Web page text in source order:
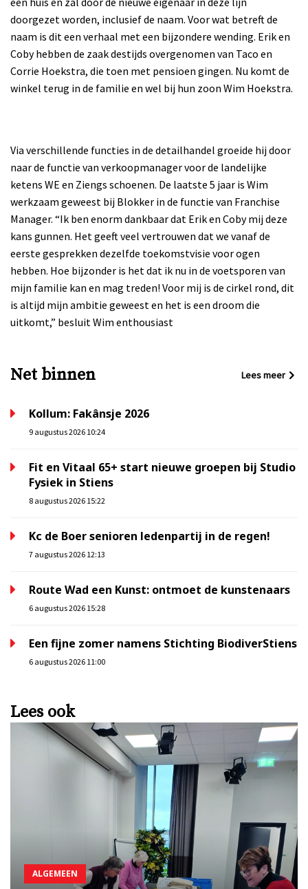
doorgezet worden, inclusief de naam. Voor wat betreft de
naam is dit een verhaal met een bijzondere wending. Erik en
Coby hebben de zaak destijds overgenomen van Taco en
Corrie Hoekstra, die toen met pensioen gingen. Nu komt de
winkel terug in de familie en wel bij hun zoon Wim Hoekstra.
Via verschillende functies in de detailhandel groeide hij door
naar de functie van verkoopmanager voor de landelijke
ketens WE en Ziengs schoenen. De laatste 5 jaar is Wim
werkzaam geweest bij Blokker in de functie van Franchise
Manager. “Ik ben enorm dankbaar dat Erik en Coby mij deze
kans gunnen. Het geeft veel vertrouwen dat we vanaf de
eerste gesprekken dezelfde toekomstvisie voor ogen
hebben. Hoe bijzonder is het dat ik nu in de voetsporen van
mijn familie kan en mag treden! Voor mij is de cirkel rond, dit
is altijd mijn ambitie geweest en het is een droom die
uitkomt,” besluit Wim enthousiast
Net binnen Lees meer
Kollum: Fakânsje 2026
9 augustus 2026 10:24
Fit en Vitaal 65+ start nieuwe groepen bij Studio
Fysiek in Stiens
8 augustus 2026 15:22
Kc de Boer senioren ledenpartij in de regen!
7 augustus 2026 12:13
Route Wad een Kunst: ontmoet de kunstenaars
6 augustus 2026 15:28
Een fijne zomer namens Stichting BiodiverStiens
6 augustus 2026 11:00
Lees ook
ALGEMEEN